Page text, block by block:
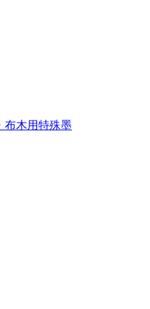
布木用特殊墨